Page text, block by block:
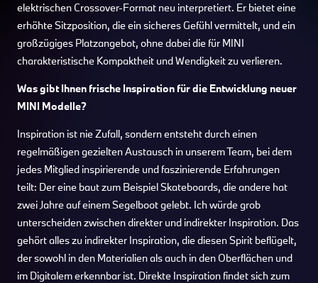
elektrischen Crossover-Format neu interpretiert. Er bietet eine
erhöhte Sitzposition, die ein sicheres Gefühl vermittelt, und ein
großzügiges Platzangebot, ohne dabei die für MINI
charakteristische Kompaktheit und Wendigkeit zu verlieren.
Was gibt Ihnen frische Inspiration für die Entwicklung neuer
MINI Modelle?
Inspiration ist nie Zufall, sondern entsteht durch einen
regelmäßigen gezielten Austausch in unserem Team, bei dem
jedes Mitglied inspirierende und faszinierende Erfahrungen
teilt: Der eine baut zum Beispiel Skateboards, die andere hat
zwei Jahre auf einem Segelboot gelebt. Ich würde grob
unterscheiden zwischen direkter und indirekter Inspiration. Das
gehört alles zu indirekter Inspiration, die diesen Spirit beflügelt,
der sowohl in den Materialien als auch in den Oberflächen und
im Digitalem erkennbar ist. Direkte Inspiration findet sich zum